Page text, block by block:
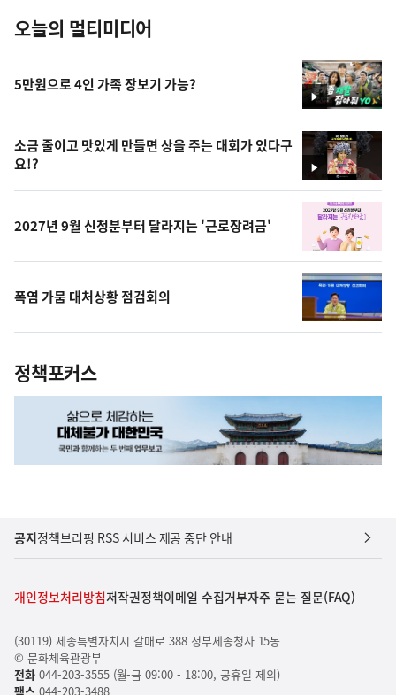
오늘의 멀티미디어
영
상
5만원으로 4인 가족 장보기 가능?
영
상
소금 줄이고 맛있게 만들면 상을 주는 대회가 있다구
요!?
2027년 9월 신청분부터 달라지는 '근로장려금'
폭염 가뭄 대처상황 점검회의
정책포커스
공지정책브리핑 RSS 서비스 제공 중단 안내
개인정보처리방침저작권정책이메일 수집거부자주 묻는 질문(FAQ)
(30119) 세종특별자치시 갈매로 388 정부세종청사 15동
© 문화체육관광부
전화044-203-3555 (월-금 09:00 - 18:00, 공휴일 제외)
팩스 044-203-3488